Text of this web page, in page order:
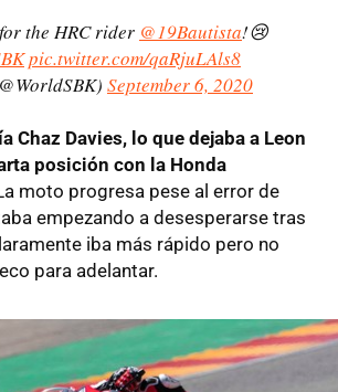
the HRC rider @19Bautista!😢
pic.twitter.com/qaRjuLAls8
September 6, 2020
Chaz Davies, lo que dejaba a Leon
posición con la Honda
moto progresa pese al error de
empezando a desesperarse tras
iba más rápido pero no
para adelantar.